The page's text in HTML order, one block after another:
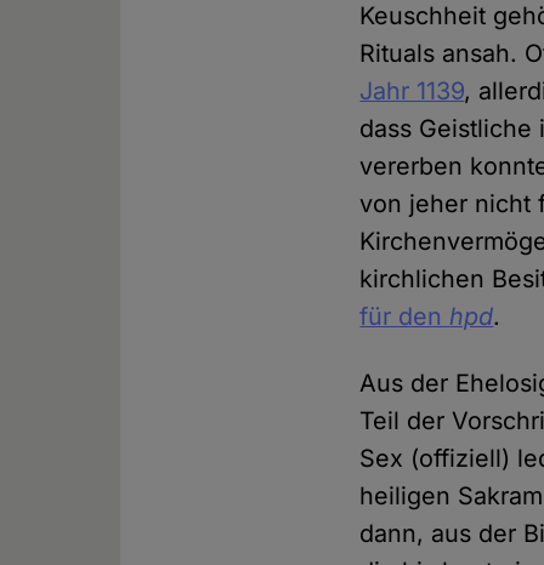
Keuschheit
Rituals ansah.
Jahr 1139,
dass Geistliche
vererben
von jeher nicht
kirchlichen
für den hpd.
Aus der
Teil der
Sex (offiziell)
heiligen
dann, aus der